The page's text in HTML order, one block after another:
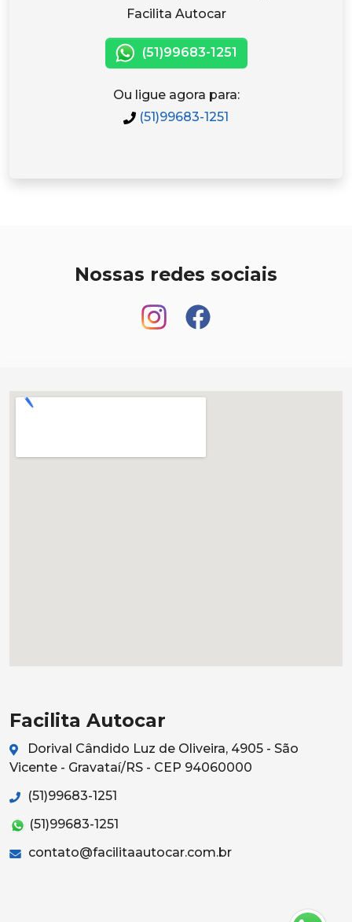
Facilita Autocar
(51)99683-1251
Ou ligue agora para:
(51)99683-1251
Nossas redes sociais
Facilita Autocar
Dorival Cândido Luz de Oliveira, 4905 - São
Vicente - Gravataí/RS - CEP 94060000
(51)99683-1251
(51)99683-1251
contato@facilitaautocar.com.br